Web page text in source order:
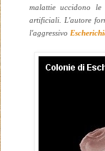
malattie uccidono le
artificiali. L'autore
l'aggressivo